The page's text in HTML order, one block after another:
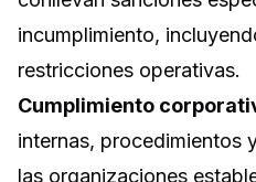
incumplimiento,
restricciones operativas.
Cumplimiento
internas, procedimientos
las organizaciones